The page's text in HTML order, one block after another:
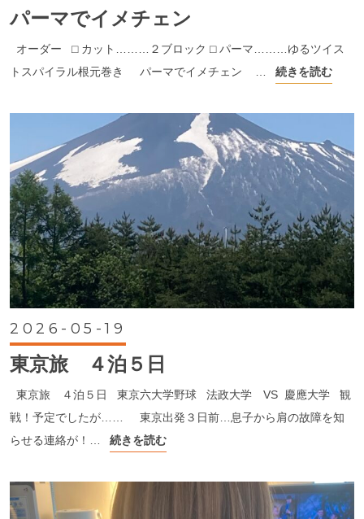
パーマでイメチェン
オーダー ⬜︎ カット………２ブロック ⬜︎ パーマ………ゆるツイス
トスパイラル根元巻き パーマでイメチェン …
続きを読む
2026-05-19
東京旅 ４泊５日
東京旅 ４泊５日 東京六大学野球 法政大学 VS 慶應大学 観
戦！予定でしたが…… 東京出発３日前…息子から肩の故障を知
らせる連絡が！…
続きを読む